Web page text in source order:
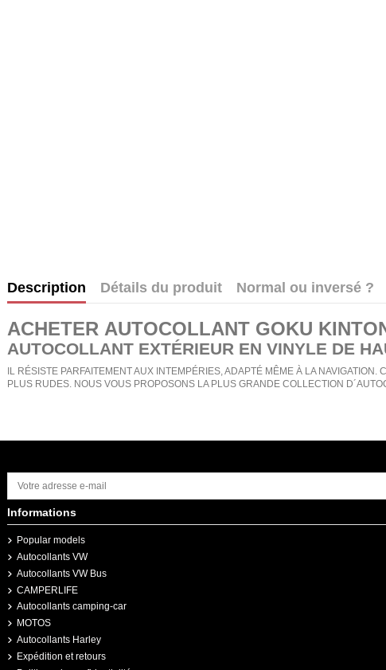
Description Détails du produit Normal ou inversé ?
ACHETER AUTOCOLLANT GOKU
AUTOCOLLANT EXTÉRIEUR EN VINYLE DE
IL RÉSISTE PARFAITEMENT AUX INTEMPÉRIES, ADAPTÉ MÊME À LA
PLUS RUDES. NOUS VOUS PROPOSONS LA PLUS GRANDE COLLECTION
Informations
Popular models
Autocollants VW
Autocollants VW Bus
CAMPERLIFE
Autocollants camping-car
MOTOS
Autocollants Harley
Expédition et retours